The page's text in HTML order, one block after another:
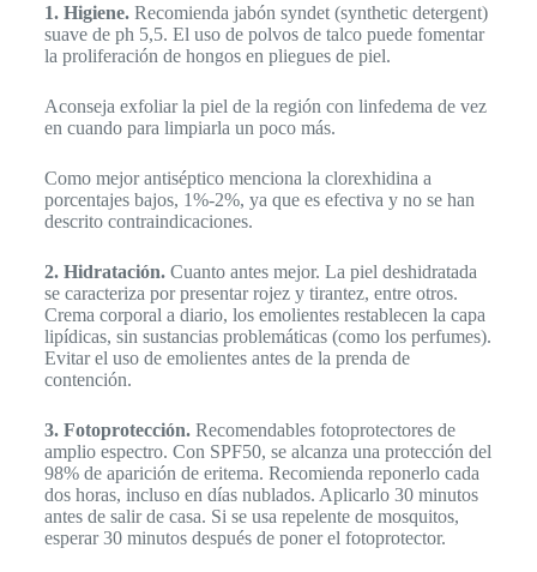
1. Higiene.Recomienda jabón syndet (synthetic detergent)
suave de ph 5,5. El uso de polvos de talco puede fomentar
la proliferación de hongos en pliegues de piel.
Aconseja exfoliar la piel de la región con linfedema de vez
en cuando para limpiarla un poco más.
Como mejor antiséptico menciona la clorexhidina a
porcentajes bajos, 1%-2%, ya que es efectiva y no se han
descrito contraindicaciones.
2. Hidratación.Cuanto antes mejor. La piel deshidratada
se caracteriza por presentar rojez y tirantez, entre otros.
Crema corporal a diario, los emolientes restablecen la capa
lipídicas, sin sustancias problemáticas (como los perfumes).
Evitar el uso de emolientes antes de la prenda de
contención.
3. Fotoprotección.Recomendables fotoprotectores de
amplio espectro. Con SPF50, se alcanza una protección del
98% de aparición de eritema. Recomienda reponerlo cada
dos horas, incluso en días nublados. Aplicarlo 30 minutos
antes de salir de casa. Si se usa repelente de mosquitos,
esperar 30 minutos después de poner el fotoprotector.